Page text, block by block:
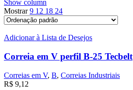
Show column
Mostrar9 12 18 24
Adicionar à Lista de Desejos
Correia em V perfil B-25 Tecbelt
Correias em V, B, Correias Industriais
R$ 9,12